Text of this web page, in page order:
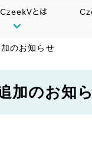
CzeekVとは
のお知らせ
加のお知